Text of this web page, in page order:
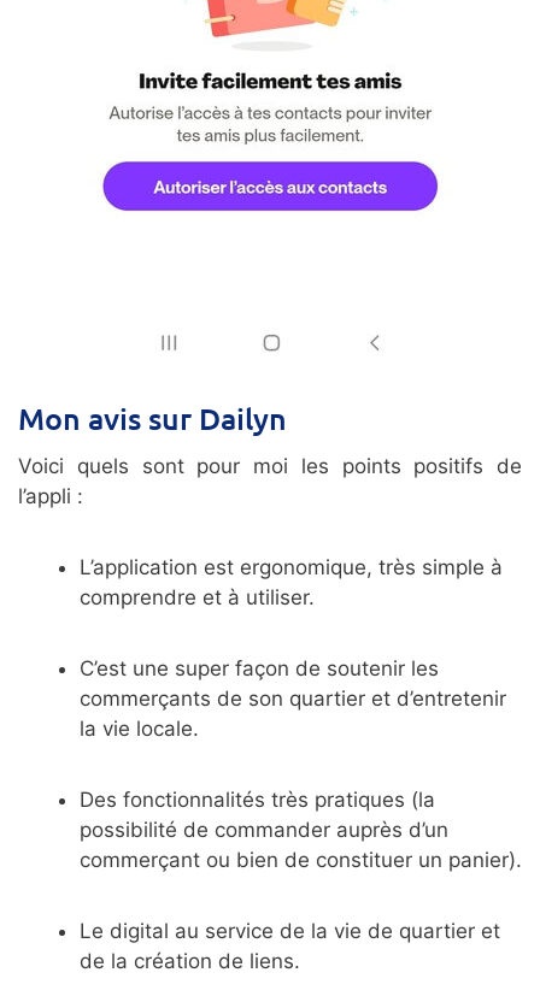
Mon avis sur Dailyn
Voici quels sont pour moi les points positifs de
l’appli :
L’application est ergonomique, très simple à
comprendre et à utiliser.
C’est une super façon de soutenir les
commerçants de son quartier et d’entretenir
la vie locale.
Des fonctionnalités très pratiques (la
possibilité de commander auprès d’un
commerçant ou bien de constituer un panier).
Le digital au service de la vie de quartier et
de la création de liens.